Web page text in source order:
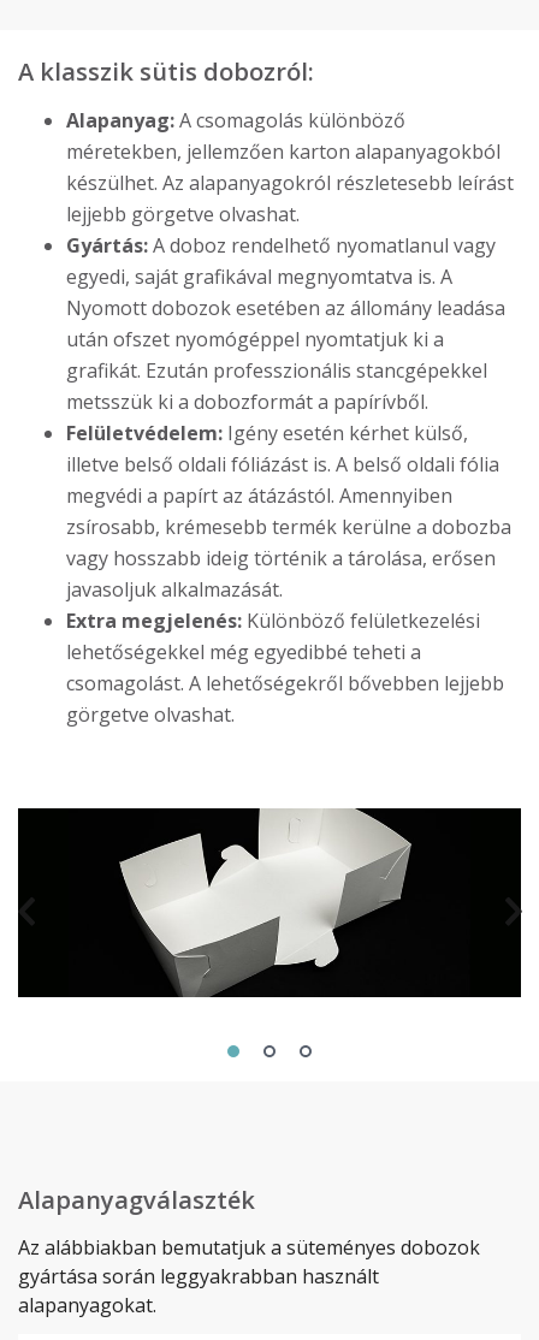
A klasszik sütis dobozról:
Alapanyag:A csomagolás különböző
méretekben, jellemzően karton alapanyagokból
készülhet. Az alapanyagokról részletesebb leírást
lejjebb görgetve olvashat.
Gyártás:A doboz rendelhető nyomatlanul vagy
egyedi, saját grafikával megnyomtatva is. A
Nyomott dobozok esetében az állomány leadása
után ofszet nyomógéppel nyomtatjuk ki a
grafikát. Ezután professzionális stancgépekkel
metsszük ki a dobozformát a papírívből.
Felületvédelem: Igény esetén kérhet külső,
illetve belső oldali fóliázást is. A belső oldali fólia
megvédi a papírt az átázástól. Amennyiben
zsírosabb, krémesebb termék kerülne a dobozba
vagy hosszabb ideig történik a tárolása, erősen
javasoljuk alkalmazását.
Extra megjelenés: Különböző felületkezelési
lehetőségekkel még egyedibbé teheti a
csomagolást. A lehetőségekről bővebben lejjebb
görgetve olvashat.
Alapanyagválaszték
Az alábbiakban bemutatjuk a süteményes dobozok
gyártása során leggyakrabban használt
alapanyagokat.